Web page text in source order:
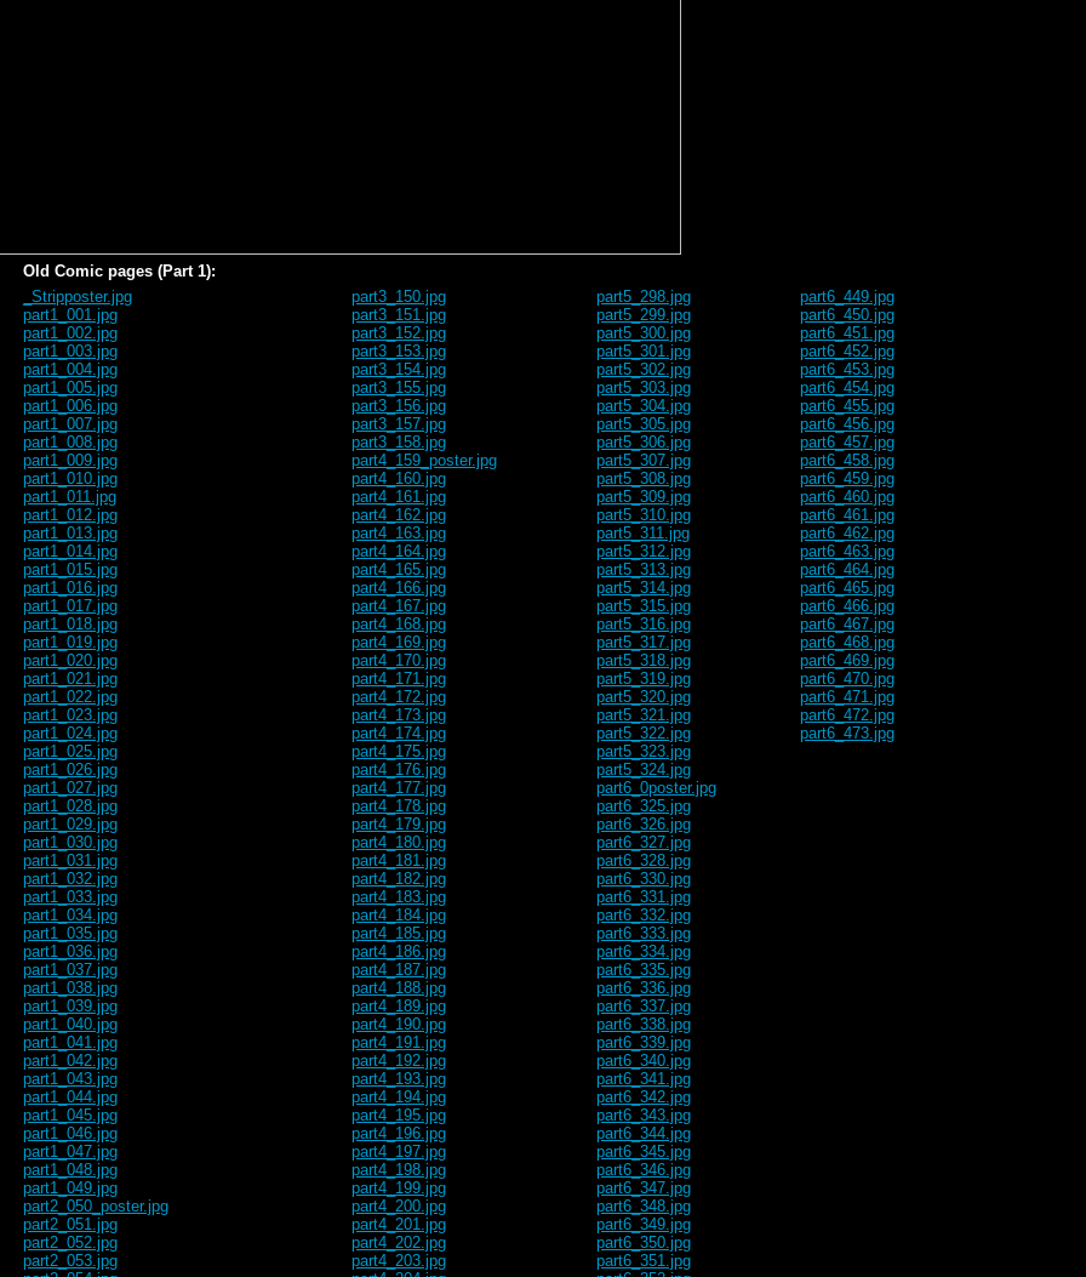
Old Comic pages (Part 1):
_Stripposter.jpg
part1_001.jpg
part1_002.jpg
part1_003.jpg
part1_004.jpg
part1_005.jpg
part1_006.jpg
part1_007.jpg
part1_008.jpg
part1_009.jpg
part1_010.jpg
part1_011.jpg
part1_012.jpg
part1_013.jpg
part1_014.jpg
part1_015.jpg
part1_016.jpg
part1_017.jpg
part1_018.jpg
part1_019.jpg
part1_020.jpg
part1_021.jpg
part1_022.jpg
part1_023.jpg
part1_024.jpg
part1_025.jpg
part1_026.jpg
part1_027.jpg
part1_028.jpg
part1_029.jpg
part1_030.jpg
part1_031.jpg
part1_032.jpg
part1_033.jpg
part1_034.jpg
part1_035.jpg
part1_036.jpg
part1_037.jpg
part1_038.jpg
part1_039.jpg
part1_040.jpg
part1_041.jpg
part1_042.jpg
part1_043.jpg
part1_044.jpg
part1_045.jpg
part1_046.jpg
part1_047.jpg
part1_048.jpg
part1_049.jpg
part2_050_poster.jpg
part2_051.jpg
part2_052.jpg
part2_053.jpg
part3_150.jpg
part3_151.jpg
part3_152.jpg
part3_153.jpg
part3_154.jpg
part3_155.jpg
part3_156.jpg
part3_157.jpg
part3_158.jpg
part4_159_poster.jpg
part4_160.jpg
part4_161.jpg
part4_162.jpg
part4_163.jpg
part4_164.jpg
part4_165.jpg
part4_166.jpg
part4_167.jpg
part4_168.jpg
part4_169.jpg
part4_170.jpg
part4_171.jpg
part4_172.jpg
part4_173.jpg
part4_174.jpg
part4_175.jpg
part4_176.jpg
part4_177.jpg
part4_178.jpg
part4_179.jpg
part4_180.jpg
part4_181.jpg
part4_182.jpg
part4_183.jpg
part4_184.jpg
part4_185.jpg
part4_186.jpg
part4_187.jpg
part4_188.jpg
part4_189.jpg
part4_190.jpg
part4_191.jpg
part4_192.jpg
part4_193.jpg
part4_194.jpg
part4_195.jpg
part4_196.jpg
part4_197.jpg
part4_198.jpg
part4_199.jpg
part4_200.jpg
part4_201.jpg
part4_202.jpg
part4_203.jpg
part5_298.jpg
part5_299.jpg
part5_300.jpg
part5_301.jpg
part5_302.jpg
part5_303.jpg
part5_304.jpg
part5_305.jpg
part5_306.jpg
part5_307.jpg
part5_308.jpg
part5_309.jpg
part5_310.jpg
part5_311.jpg
part5_312.jpg
part5_313.jpg
part5_314.jpg
part5_315.jpg
part5_316.jpg
part5_317.jpg
part5_318.jpg
part5_319.jpg
part5_320.jpg
part5_321.jpg
part5_322.jpg
part5_323.jpg
part5_324.jpg
part6_0poster.jpg
part6_325.jpg
part6_326.jpg
part6_327.jpg
part6_328.jpg
part6_330.jpg
part6_331.jpg
part6_332.jpg
part6_333.jpg
part6_334.jpg
part6_335.jpg
part6_336.jpg
part6_337.jpg
part6_338.jpg
part6_339.jpg
part6_340.jpg
part6_341.jpg
part6_342.jpg
part6_343.jpg
part6_344.jpg
part6_345.jpg
part6_346.jpg
part6_347.jpg
part6_348.jpg
part6_349.jpg
part6_350.jpg
part6_351.jpg
part6_449.jpg
part6_450.jpg
part6_451.jpg
part6_452.jpg
part6_453.jpg
part6_454.jpg
part6_455.jpg
part6_456.jpg
part6_457.jpg
part6_458.jpg
part6_459.jpg
part6_460.jpg
part6_461.jpg
part6_462.jpg
part6_463.jpg
part6_464.jpg
part6_465.jpg
part6_466.jpg
part6_467.jpg
part6_468.jpg
part6_469.jpg
part6_470.jpg
part6_471.jpg
part6_472.jpg
part6_473.jpg